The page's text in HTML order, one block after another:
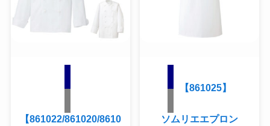
【861022/861020/8610
【861025】
ソムリエエプロン